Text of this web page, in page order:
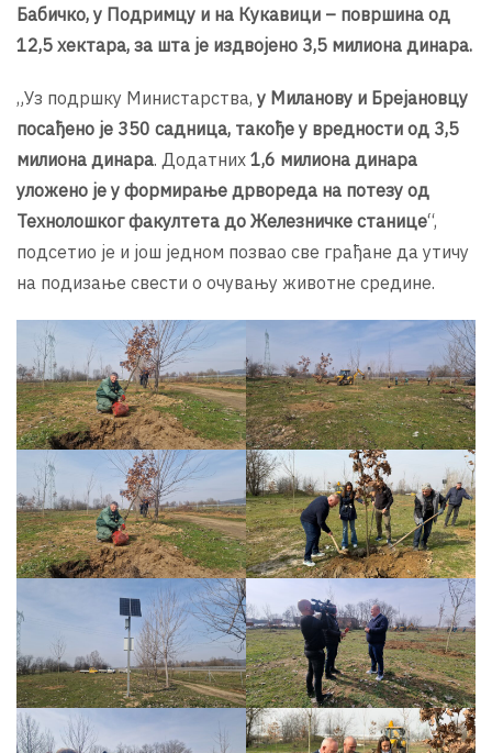
Бабичко, у Подримцу и на Кукавици – површина од
12,5 хектара, за шта је издвојено 3,5 милиона динара.
„Уз подршку Министарства, у Миланову и Брејановцу
посађено је 350 садница, такође у вредности од 3,5
милиона динара. Додатних 1,6 милиона динара
уложено је у формирање дрвореда на потезу од
Технолошког факултета до Железничке станице“,
подсетио је и још једном позвао све грађане да утичу
на подизање свести о очувању животне средине.